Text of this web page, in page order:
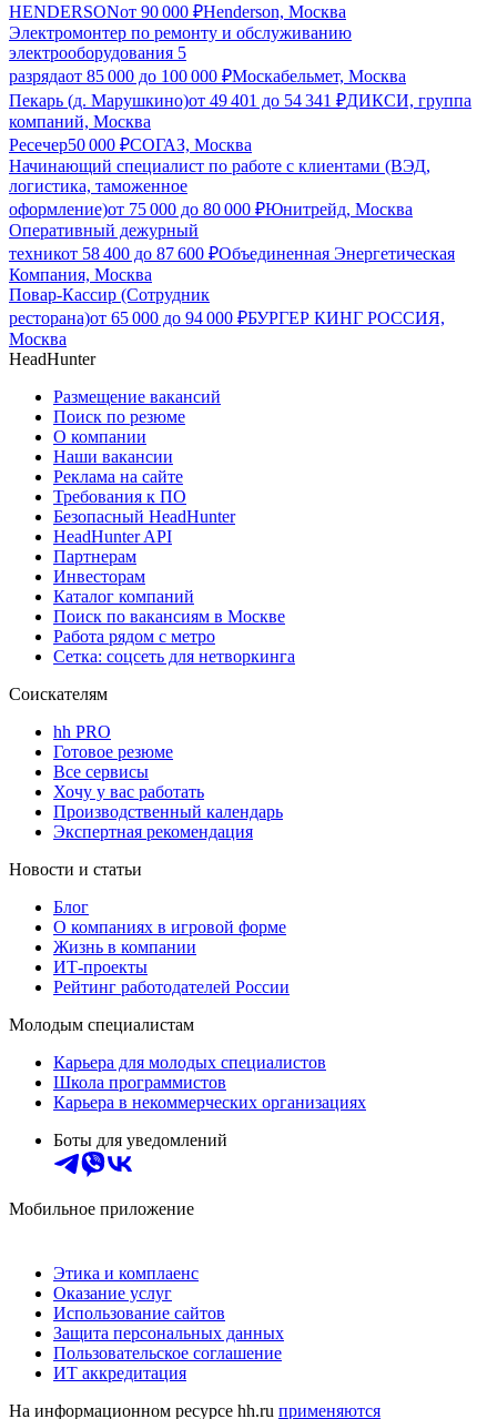
HENDERSONот 90 000 ₽Henderson, Москва
Электромонтер по ремонту и обслуживанию
электрооборудования 5
разрядаот 85 000 до 100 000 ₽Москабельмет, Москва
Пекарь (д. Марушкино)от 49 401 до 54 341 ₽ДИКСИ, группа
компаний, Москва
Ресечер50 000 ₽СОГАЗ, Москва
Начинающий специалист по работе с клиентами (ВЭД,
логистика, таможенное
оформление)от 75 000 до 80 000 ₽Юнитрейд, Москва
Оперативный дежурный
техникот 58 400 до 87 600 ₽Объединенная Энергетическая
Компания, Москва
Повар-Кассир (Сотрудник
ресторана)от 65 000 до 94 000 ₽БУРГЕР КИНГ РОССИЯ,
Москва
HeadHunter
Размещение вакансий
Поиск по резюме
О компании
Наши вакансии
Реклама на сайте
Требования к ПО
Безопасный HeadHunter
HeadHunter API
Партнерам
Инвесторам
Каталог компаний
Поиск по вакансиям в Москве
Работа рядом с метро
Сетка: соцсеть для нетворкинга
Соискателям
hh PRO
Готовое резюме
Все сервисы
Хочу у вас работать
Производственный календарь
Экспертная рекомендация
Новости и статьи
Блог
О компаниях в игровой форме
Жизнь в компании
ИТ-проекты
Рейтинг работодателей России
Молодым специалистам
Карьера для молодых специалистов
Школа программистов
Карьера в некоммерческих организациях
Боты для уведомлений
Мобильное приложение
Этика и комплаенс
Оказание услуг
Использование сайтов
Защита персональных данных
Пользовательское соглашение
ИТ аккредитация
На информационном ресурсе hh.ru применяются